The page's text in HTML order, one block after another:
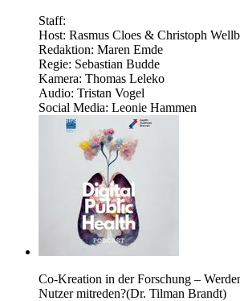
Staff:
Host: Rasmus Cloes & Christoph
Redaktion: Maren Emde
Regie: Sebastian Budde
Kamera: Thomas Leleko
Audio: Tristan Vogel
Social Media: Leonie Hammen
Co-Kreation in der Forschung –
Nutzer mitreden?(Dr. Tilman Brandt)